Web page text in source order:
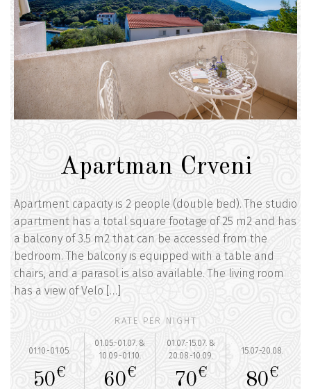
Apartman Crveni
Apartment capacity is 2 people (double bed). The studio
apartment has a total square footage of 25 m2 and has
a balcony of 3.5 m2 that can be accessed from the
bedroom. The balcony is equipped with a table and
chairs, and a parasol is also available. The living room
has a view of Velo […]
RATE PER NIGHT
01.10.-01.05.
01.05.-01.07. &
10.09.-01.10.
01.07.-15.07. &
20.08.-10.09.
15.07.-20.08.
50€ 60€ 70€ 80€